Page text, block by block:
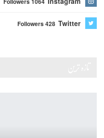
Twitter
Followers 428